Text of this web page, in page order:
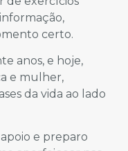
certo.
anos, e hoje,
e mulher,
da vida ao lado
e preparo